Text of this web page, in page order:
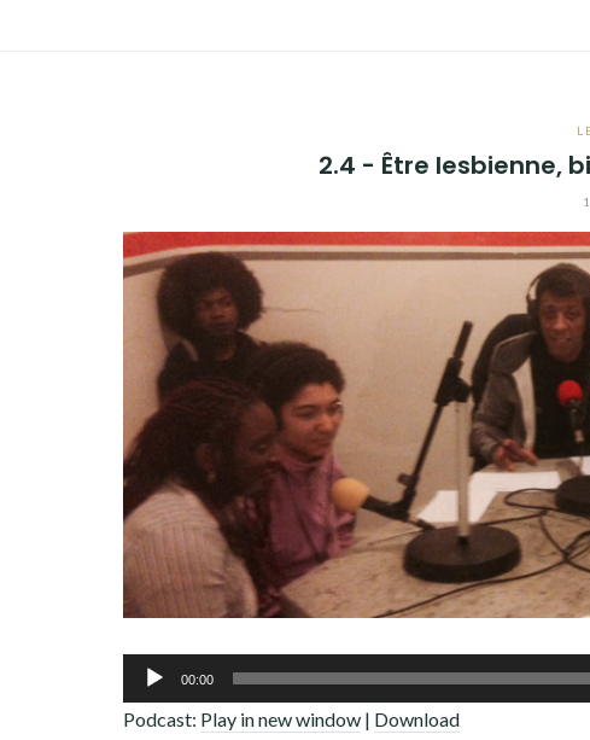
2.4 - Être lesbienne,
Lecteur
audio
00:00
Podcast: Play in new window | Download